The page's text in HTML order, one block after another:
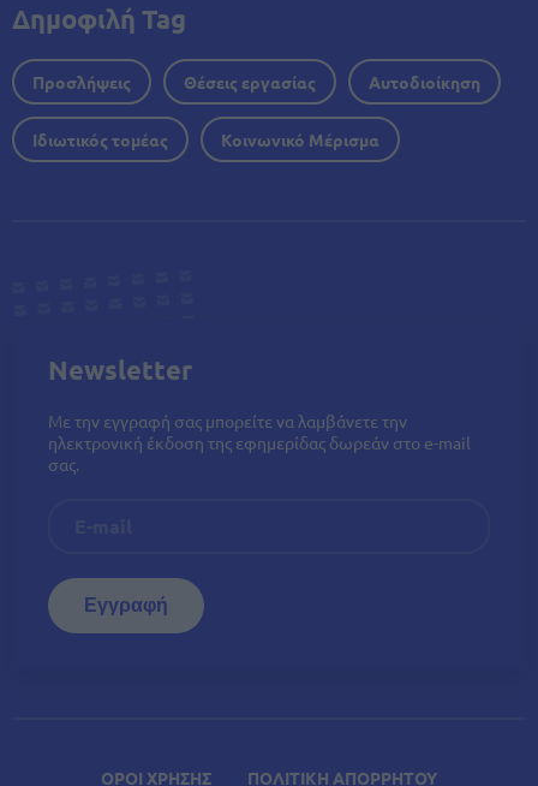
ΟΡΟΙ ΧΡΗΣΗΣ ΠΟΛΙΤΙΚΗ ΑΠΟΡΡΗΤΟΥ
Δημοφιλή Tag
Προσλήψεις Θέσεις εργασίας Αυτοδιοίκηση
Ιδιωτικός τομέας Κοινωνικό Μέρισμα
Newsletter
Με την εγγραφή σας μπορείτε να λαμβάνετε την
ηλεκτρονική έκδοση της εφημερίδας δωρεάν στο e-mail
σας.